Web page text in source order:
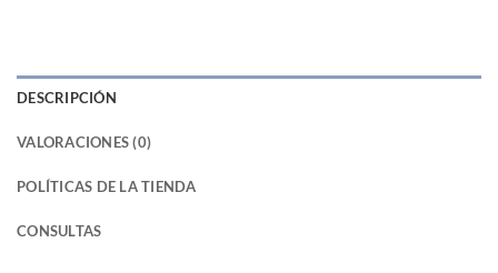
DESCRIPCIÓN
VALORACIONES (0)
POLÍTICAS DE LA TIENDA
CONSULTAS